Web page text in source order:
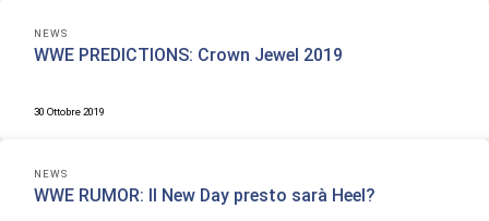
NEWS
WWE PREDICTIONS: Crown Jewel 2019
30 Ottobre 2019
NEWS
WWE RUMOR: Il New Day presto sarà Heel?